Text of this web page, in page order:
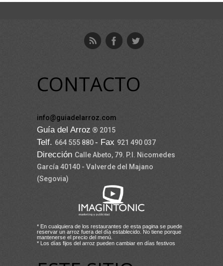
CONTACTO
info@guiadelarroz.com
Guía del Arroz ® 2015
Telf. 664 555 880- Fax 921 490 037
Dirección Calle Abeto, 79. P.I. Nicomedes
García 40140 - Valverde del Majano
(Segovia)
* En cualquiera de los restaurantes de esta pagina se puede
reservar un arroz fuera del día establecido. No tiene porque
mantenerse el precio del menú.
* Los días fijos del arroz pueden cambiar en días festivos